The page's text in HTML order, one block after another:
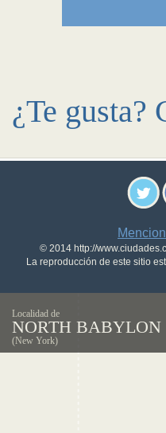
¿Te gusta?
© 2014 http://
La reproducción de este sitio
Localidad de
NORTH BABYLON
(New York)